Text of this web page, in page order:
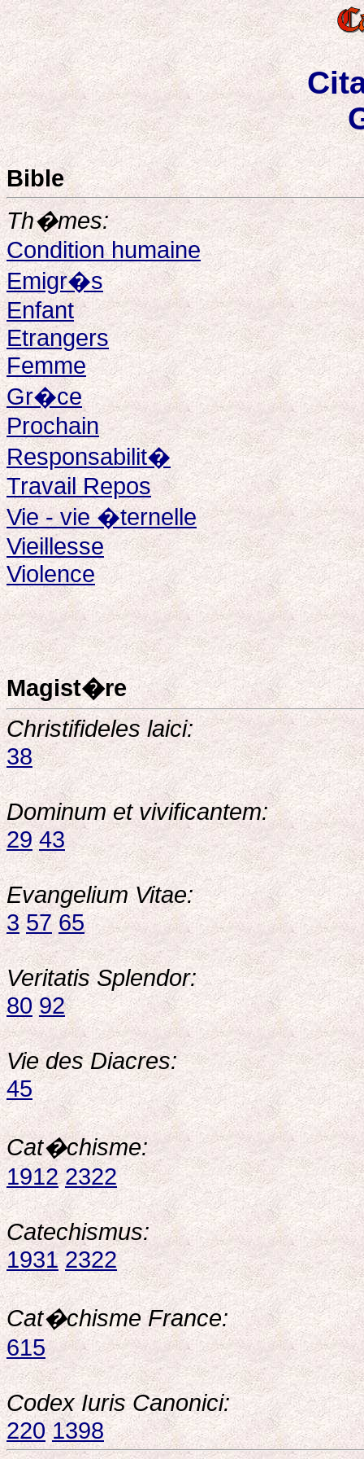
Bible
Th�mes:
Condition humaine
Emigr�s
Enfant
Etrangers
Femme
Gr�ce
Prochain
Responsabilit�
Travail Repos
Vie - vie �ternelle
Vieillesse
Violence
Magist�re
Christifideles laici:
38
Dominum et vivificantem:
29 43
Evangelium Vitae:
3 57 65
Veritatis Splendor:
80 92
Vie des Diacres:
45
Cat�chisme:
1912 2322
Catechismus:
1931 2322
Cat�chisme France:
615
Codex Iuris Canonici:
220 1398